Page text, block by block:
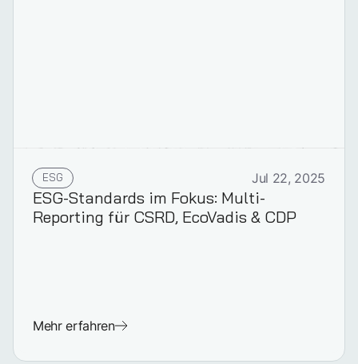
ESG Jul 22, 2025
ESG-Standards im Fokus: Multi-
Reporting für CSRD, EcoVadis & CDP
Mehr erfahren